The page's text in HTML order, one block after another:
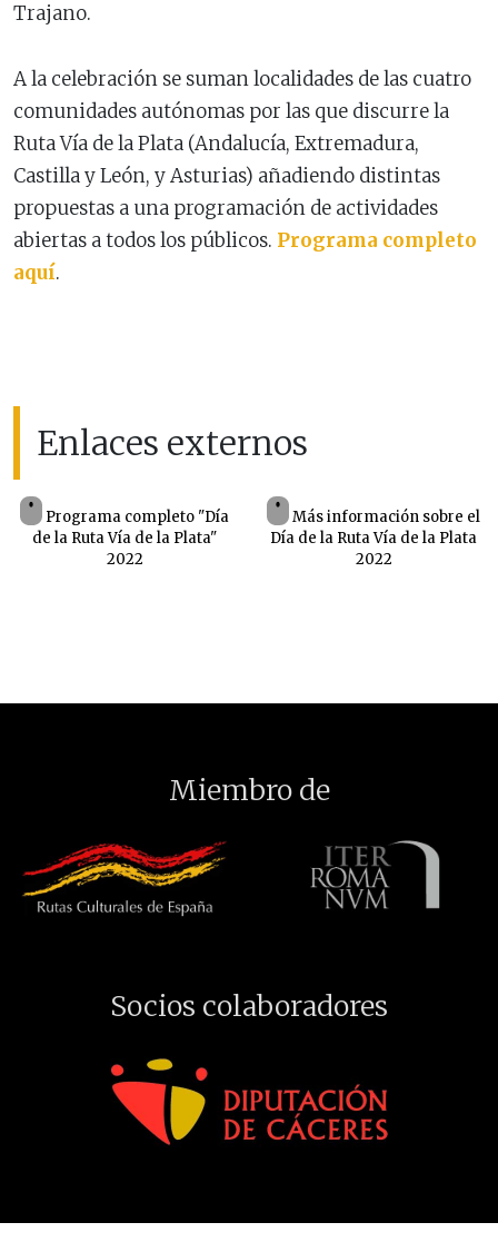
Trajano.
A la celebración se suman localidades de las cuatro
comunidades autónomas por las que discurre la
Ruta Vía de la Plata (Andalucía, Extremadura,
Castilla y León, y Asturias) añadiendo distintas
propuestas a una programación de actividades
abiertas a todos los públicos. Programa completo
aquí.
Enlaces externos
Programa completo "Día
de la Ruta Vía de la Plata"
2022
Más información sobre el
Día de la Ruta Vía de la Plata
2022
Miembro de
Socios colaboradores